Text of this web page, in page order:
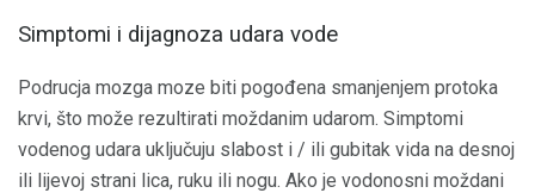
Simptomi i dijagnoza udara vode
Podrucja mozga moze biti pogođena smanjenjem protoka
krvi, što može rezultirati moždanim udarom. Simptomi
vodenog udara uključuju slabost i / ili gubitak vida na desnoj
ili lijevoj strani lica, ruku ili nogu. Ako je vodonosni moždani